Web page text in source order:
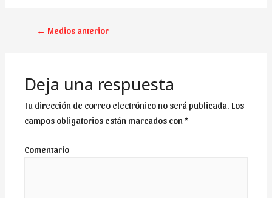
NAVEGACIÓN
← Medios anterior
Deja una respuesta
Tu dirección de correo electrónico no será publicada. Los
campos obligatorios están marcados con*
Comentario